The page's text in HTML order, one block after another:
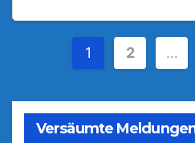
Beiträge
1 2 …
Versäumte